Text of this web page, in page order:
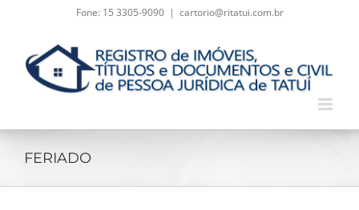
content
Fone: 15 3305-9090 | cartorio@ritatui.com.br
FERIADO